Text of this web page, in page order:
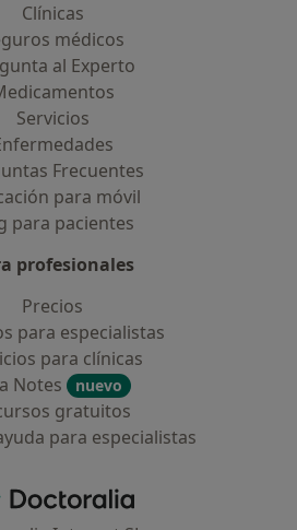
Clínicas
médicos
al Experto
Servicios
Frecuentes
para móvil
para pacientes
profesionales
Precios
para especialistas
para clínicas
Notes
nuevo
gratuitos
para especialistas
Doctoralia - Página de inicio